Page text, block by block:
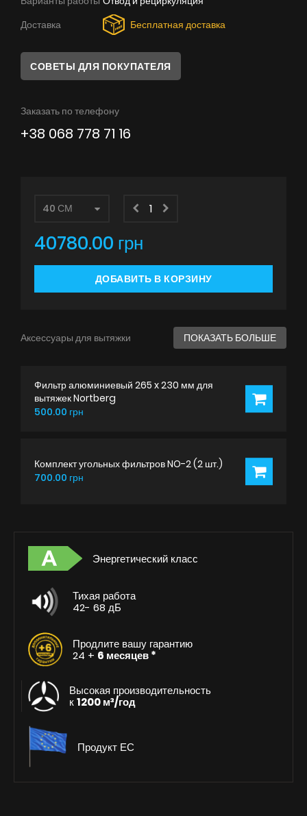
Советы
Инструкции
Доставка
Бесплатная доставка
СОВЕТЫ ДЛЯ ПОКУПАТЕЛЯ
Заказать по телефону
+38 068 778 71 16
40780.00 грн
ДОБАВИТЬ В КОРЗИНУ
Аксессуары для вытяжки ПОКАЗАТЬ БОЛЬШЕ
Фильтр алюминиевый 265 x 230 мм для
вытяжек Nortberg
500.00 грн
Комплект угольных фильтров NO-2 (2 шт.)
700.00 грн
Энергетический класс
Тихая работа
42- 68 дБ
Продлите вашу гарантию
24 + 6 месяцев *
Высокая производительность
к1200 м³/год
Продукт ЕС